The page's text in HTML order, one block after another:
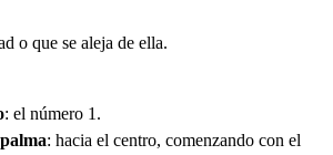
o que se aleja de ella.
: el número 1.
: hacia el centro, comenzando con el